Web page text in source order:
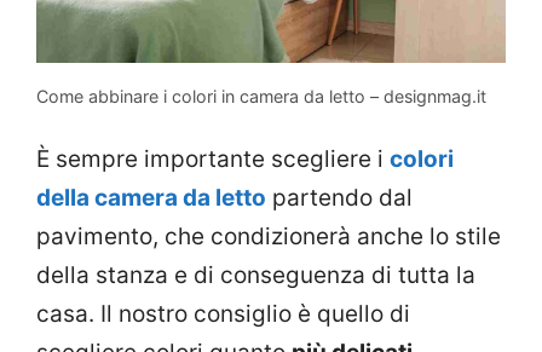
Come abbinare i colori in camera da letto – designmag.it
È sempre importante scegliere i colori
della camera da letto partendo dal
pavimento, che condizionerà anche lo stile
della stanza e di conseguenza di tutta la
casa. Il nostro consiglio è quello di